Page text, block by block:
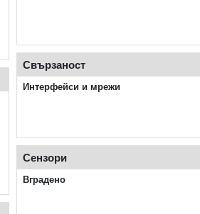
Свързаност
Интерфейси и мрежи
Сензори
Вградено